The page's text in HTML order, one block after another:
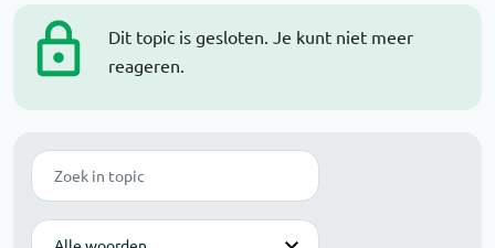
Dit topic is gesloten. Je kunt niet meer
reageren.
Zoek
Modus